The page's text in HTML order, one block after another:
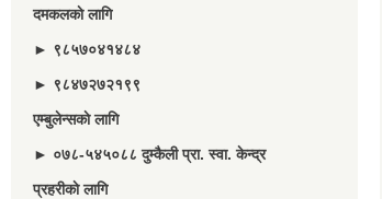
दमकलकाे लागि
► ९८५७०४१४८४
► ९८४७२७२१९९
एम्बुलेन्सकाे लागि
► ०७८-५४५०८८ दुम्कैली प्रा. स्वा. केन्द्र
प्रहरीकाे लागि